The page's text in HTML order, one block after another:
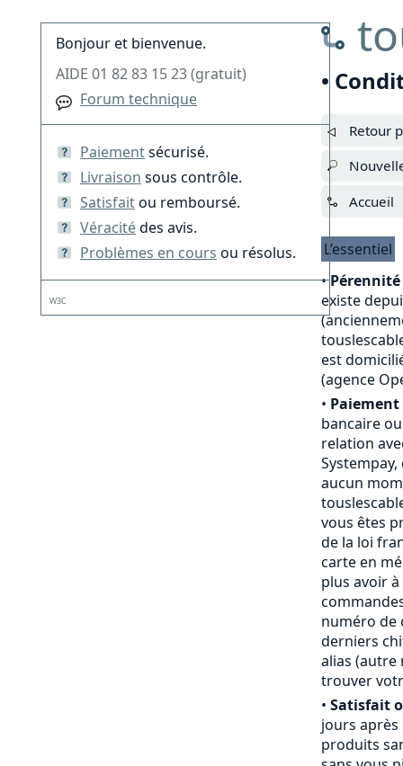
•
Retour
Accueil
L’essentiel
•
existe
est
(agence
• Paiement
bancaire
relation
aucun
vous êtes
de la loi
carte en
plus avoir
numéro de
derniers
alias (autre
trouver
• Satisfait
jours
produits
Bonjour et bienvenue.
AIDE 01 82 83 15 23 (gratuit)
Forum technique
Paiementsécurisé.
Livraison sous contrôle.
Satisfaitou remboursé.
Véracitédes avis.
Problèmes en cours ou résolus.
W3C